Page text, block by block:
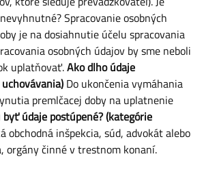
Spracovanie osobných
je na dosiahnutie účelu spracovania
osobných údajov by sme neboli
uplatňovať.Ako dlho údaje
Do ukončenia vymáhania
premlčacej doby na uplatnenie
byť údaje postúpené? (kategórie
obchodná inšpekcia, súd, advokát alebo
orgány činné v trestnom konaní.